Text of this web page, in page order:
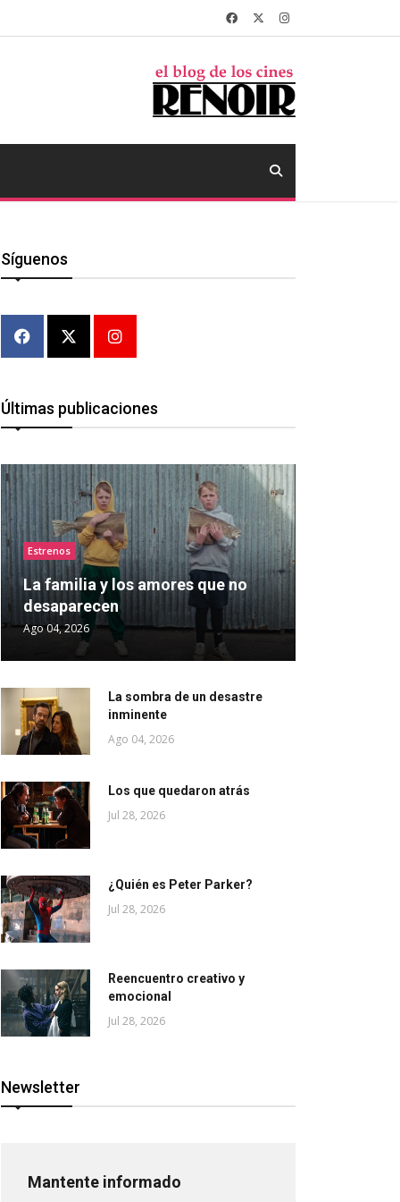
Síguenos
Últimas publicaciones
Estrenos
La familia y los amores que no
desaparecen
Ago 04, 2026
La sombra de un desastre
inminente
Ago 04, 2026
Los que quedaron atrás
Jul 28, 2026
¿Quién es Peter Parker?
Jul 28, 2026
Reencuentro creativo y
emocional
Jul 28, 2026
Newsletter
Mantente informado